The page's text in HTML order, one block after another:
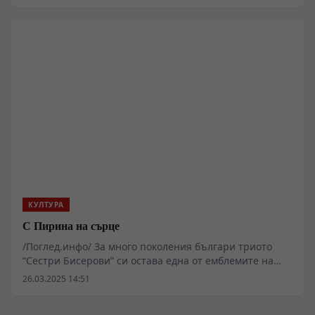
КУЛТУРА
С Пирина на сърце
/Поглед.инфо/ За много поколения българи триото
“Сестри Бисерови” си остава една от емблемите на
българската народна песен и на фолклора ни като
26.03.2025 14:51